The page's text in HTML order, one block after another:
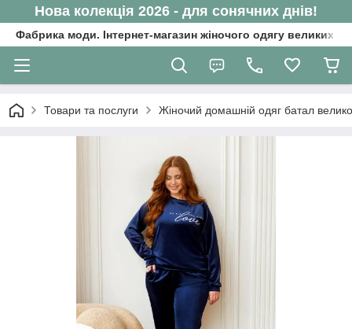
Нова колекція 2026 - для сонячних днів!
Фабрика моди. Інтернет-магазин жіночого одягу великих
Товари та послуги Жіночий домашній одяг батал